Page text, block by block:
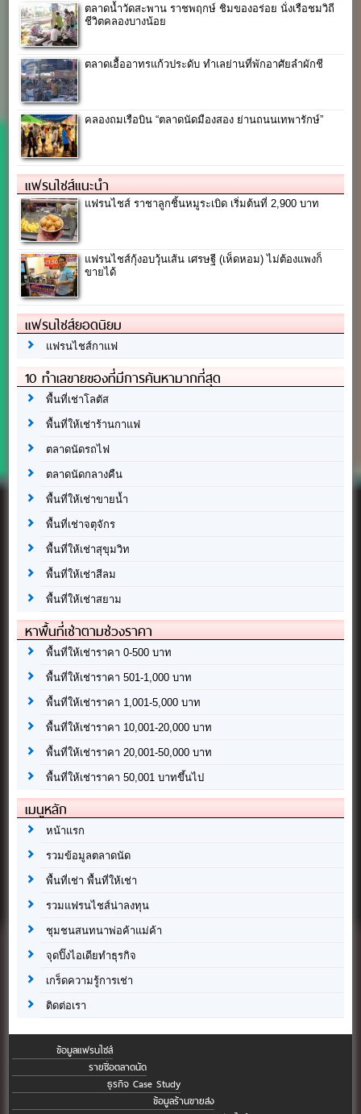
ตลาดน้ำวัดสะพาน ราชพฤกษ์ ชิมของอร่อย นั่งเรือชมวิถี
ชีวิตคลองบางน้อย
ตลาดเอื้ออาทรแก้วประดับ ทำเลย่านที่พักอาศัยลำผักชี
คลองถมเรือบิน “ตลาดนัดมืองสอง ย่านถนนเทพารักษ์”
แฟรนไชส์แนะนำ
แฟรนไชส์ ราชาลูกชิ้นหมูระเบิด เริ่มต้นที่ 2,900 บาท
แฟรนไชส์กุ้งอบวุ้นเส้น เศรษฐี (เห็ดหอม) ไม่ต้องแพงก็
ขายได้
แฟรนไชส์ยอดนิยม
แฟรนไชส์กาแฟ
10 ทำเลขายของที่มีการค้นหามากที่สุด
พื้นที่เช่าโลตัส
พื้นที่ให้เช่าร้านกาแฟ
ตลาดนัดรถไฟ
ตลาดนัดกลางคืน
พื้นที่ให้เช่าขายน้ำ
พื้นที่เช่าจตุจักร
พื้นที่ให้เช่าสุขุมวิท
พื้นที่ให้เช่าสีลม
พื้นที่ให้เช่าสยาม
หาพื้นที่เช่าตามช่วงราคา
พื้นที่ให้เช่าราคา 0-500 บาท
พื้นที่ให้เช่าราคา 501-1,000 บาท
พื้นที่ให้เช่าราคา 1,001-5,000 บาท
พื้นที่ให้เช่าราคา 10,001-20,000 บาท
พื้นที่ให้เช่าราคา 20,001-50,000 บาท
พื้นที่ให้เช่าราคา 50,001 บาทขึ้นไป
เมนูหลัก
หน้าแรก
รวมข้อมูลตลาดนัด
พื้นที่เช่า พื้นที่ให้เช่า
รวมแฟรนไชส์น่าลงทุน
ชุมชนสนทนาพ่อค้าแม่ค้า
จุดปิ๊งไอเดียทำธุรกิจ
เกร็ดความรู้การเช่า
ติดต่อเรา
ข้อมูลแฟรนไชส์
รายชื่อตลาดนัด
ธุรกิจ Case Study
ข้อมูลร้านขายส่ง